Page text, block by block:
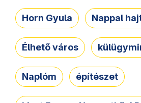
Horn Gyula Nappal
Élhető város
Naplóm építészet